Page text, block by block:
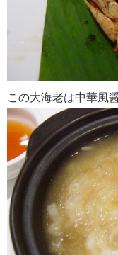
この大海老は中華風